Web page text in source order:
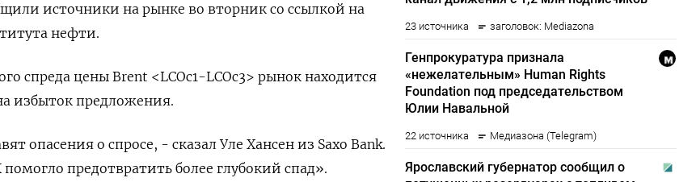
источники на рынке во вторник со ссылкой на
нефти.
спреда цены Brent <LCOc1-LCOc3> рынок находится
избыток предложения.
опасения о спросе, - сказал Уле Хансен из Saxo Bank.
предотвратить более глубокий спад».